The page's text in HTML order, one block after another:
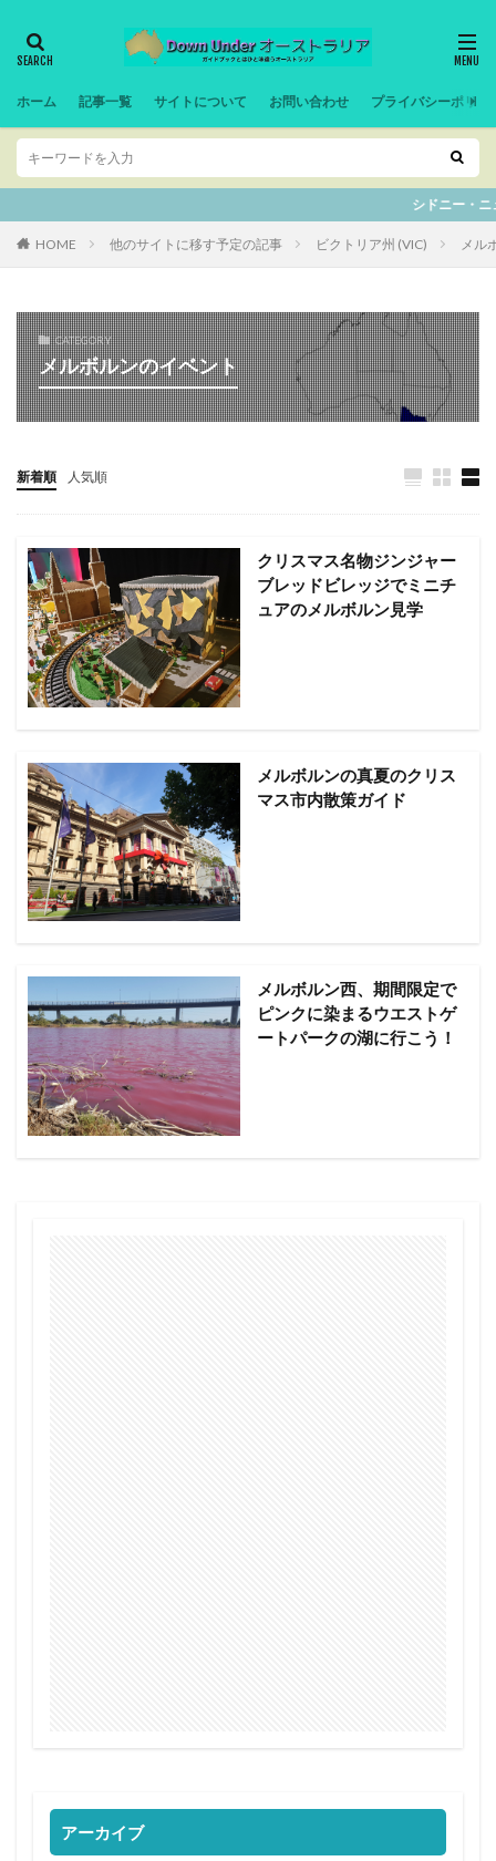
ホーム 記事一覧 サイトについて お問い合わせ プライバシーポリシ
シドニー・ニューサウ
HOME 他のサイトに移す予定の記事 ビクトリア州 (VIC) メル
CATEGORY
メルボルンのイベント
新着順 人気順
クリスマス名物ジンジャー
ブレッドビレッジでミニチ
ュアのメルボルン見学
メルボルンの真夏のクリス
マス市内散策ガイド
メルボルン西、期間限定で
ピンクに染まるウエストゲ
ートパークの湖に行こう！
アーカイブ